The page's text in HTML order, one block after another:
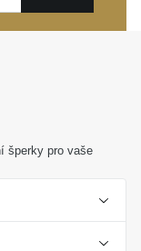
šperky pro vaše